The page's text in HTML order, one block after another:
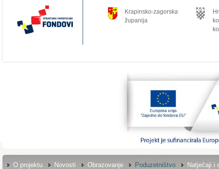
Krapinsko-zagorska
županija
O projektu Novosti Obrazovanje Poduzetništvo Natječaji i